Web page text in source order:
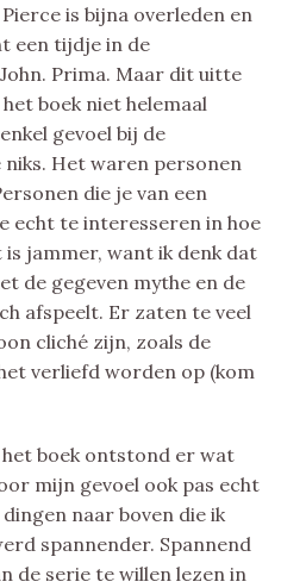
is bijna overleden en
een tijdje in de
Prima. Maar dit uitte
boek niet helemaal
gevoel bij de
niks. Het waren personen
die je van een
echt te interesseren in hoe
jammer, want ik denk dat
de gegeven mythe en de
afspeelt. Er zaten te veel
cliché zijn, zoals de
verliefd worden op (kom
boek ontstond er wat
mijn gevoel ook pas echt
naar boven die ik
spannender. Spannend
de serie te willen lezen in